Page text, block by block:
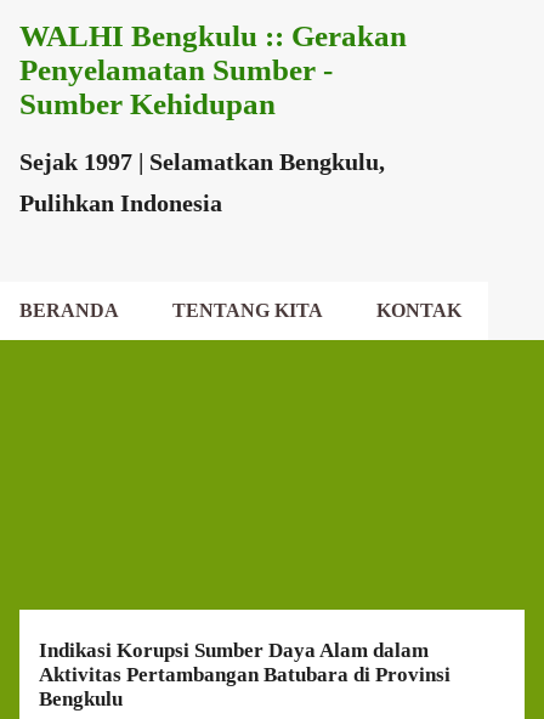
Langsung ke konten utama
WALHI Bengkulu :: Gerakan
Penyelamatan Sumber -
Sumber Kehidupan
Sejak 1997 | Selamatkan Bengkulu,
Pulihkan Indonesia
BERANDA TENTANG KITA KONTAK
Indikasi Korupsi Sumber Daya Alam dalam
Aktivitas Pertambangan Batubara di Provinsi
Bengkulu